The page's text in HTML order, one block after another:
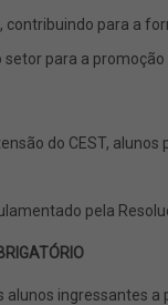
para a
para a
do CEST,
pela
ingressantes